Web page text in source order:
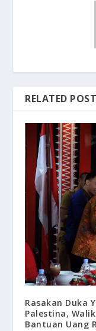
RELATED
Rasakan Duka
Palestina,
Bantuan Uang